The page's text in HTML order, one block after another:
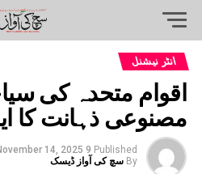
انٹر نیشنل
اقوام متحدہ کی
مصنوعی ذہانت کا
Published
9 months ago
14, 2025
By سچ کی آواز ڈیسک